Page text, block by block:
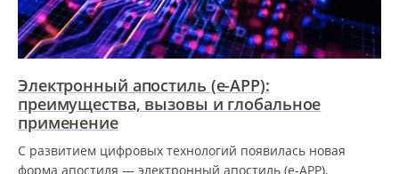
Электронный апостиль (e-APP):
преимущества, вызовы и глобальное
применение
С развитием цифровых технологий появилась новая
форма апостиля — электронный апостиль (e-APP),